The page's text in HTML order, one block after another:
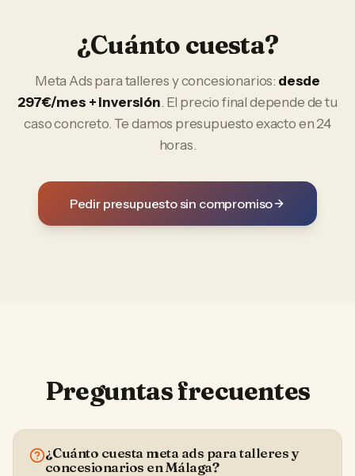
¿Cuánto cuesta?
Meta Ads paratalleres y concesionarios: desde
297€/mes + inversión. El precio final depende de tu
caso concreto. Te damos presupuesto exacto en 24
horas.
Pedir presupuesto sin compromiso
Preguntas frecuentes
¿Cuánto cuesta meta ads para talleres y
concesionarios en Málaga?